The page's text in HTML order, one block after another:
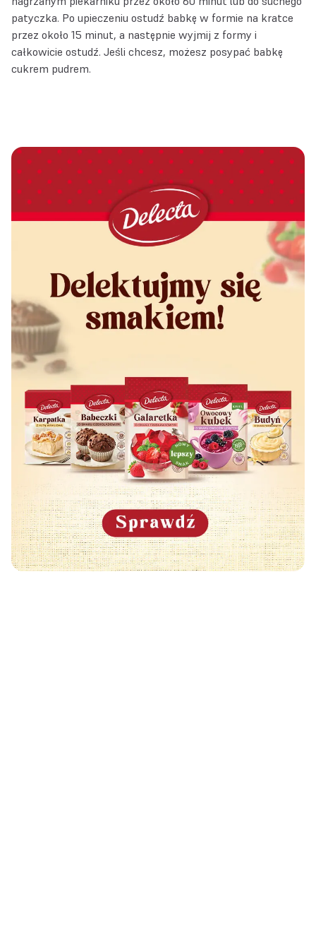
patyczka. Po upieczeniu ostudź babkę w formie na kratce
przez około 15 minut, a następnie wyjmij z formy i
całkowicie ostudź. Jeśli chcesz, możesz posypać babkę
cukrem pudrem.